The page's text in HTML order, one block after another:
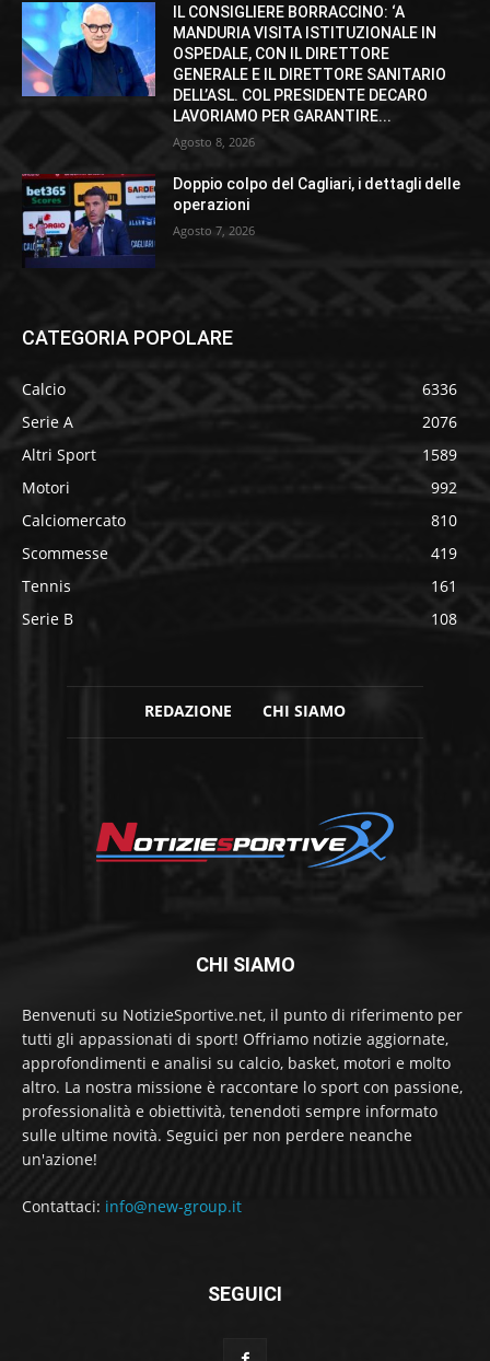
IL CONSIGLIERE BORRACCINO: ‘A
MANDURIA VISITA ISTITUZIONALE IN
OSPEDALE, CON IL DIRETTORE
GENERALE E IL DIRETTORE SANITARIO
DELL’ASL. COL PRESIDENTE DECARO
LAVORIAMO PER GARANTIRE...
Agosto 8, 2026
Doppio colpo del Cagliari, i dettagli delle
operazioni
Agosto 7, 2026
CATEGORIA POPOLARE
Calcio
6336
Serie A
2076
Altri Sport
1589
Motori
992
Calciomercato
810
Scommesse
419
Tennis
161
Serie B
108
REDAZIONE CHI SIAMO
CHI SIAMO
Benvenuti su NotizieSportive.net, il punto di riferimento per
tutti gli appassionati di sport! Offriamo notizie aggiornate,
approfondimenti e analisi su calcio, basket, motori e molto
altro. La nostra missione è raccontare lo sport con passione,
professionalità e obiettività, tenendoti sempre informato
sulle ultime novità. Seguici per non perdere neanche
un'azione!
Contattaci: info@new-group.it
SEGUICI